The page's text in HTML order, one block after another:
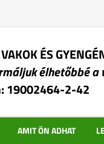
ÉS
élhetőbbé a
19002464-2-42
AMIT ÖN ADHAT